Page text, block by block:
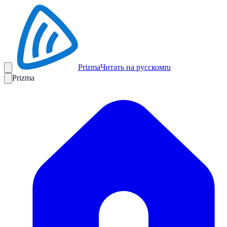
PrizmaЧитать на русскомru
Prizma